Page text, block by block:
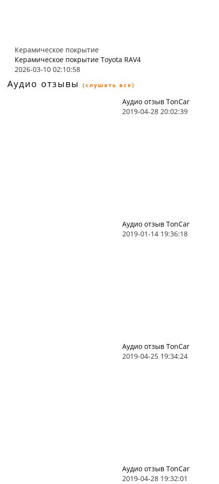
Керамическое покрытие
Керамическое покрытие Toyota RAV4
2026-03-10 02:10:58
Аудио отзывы (слушать все)
Аудио отзыв TonCar
2019-04-28 20:02:39
Аудио отзыв TonCar
2019-01-14 19:36:18
Аудио отзыв TonCar
2019-04-25 19:34:24
Аудио отзыв TonCar
2019-04-28 19:32:01